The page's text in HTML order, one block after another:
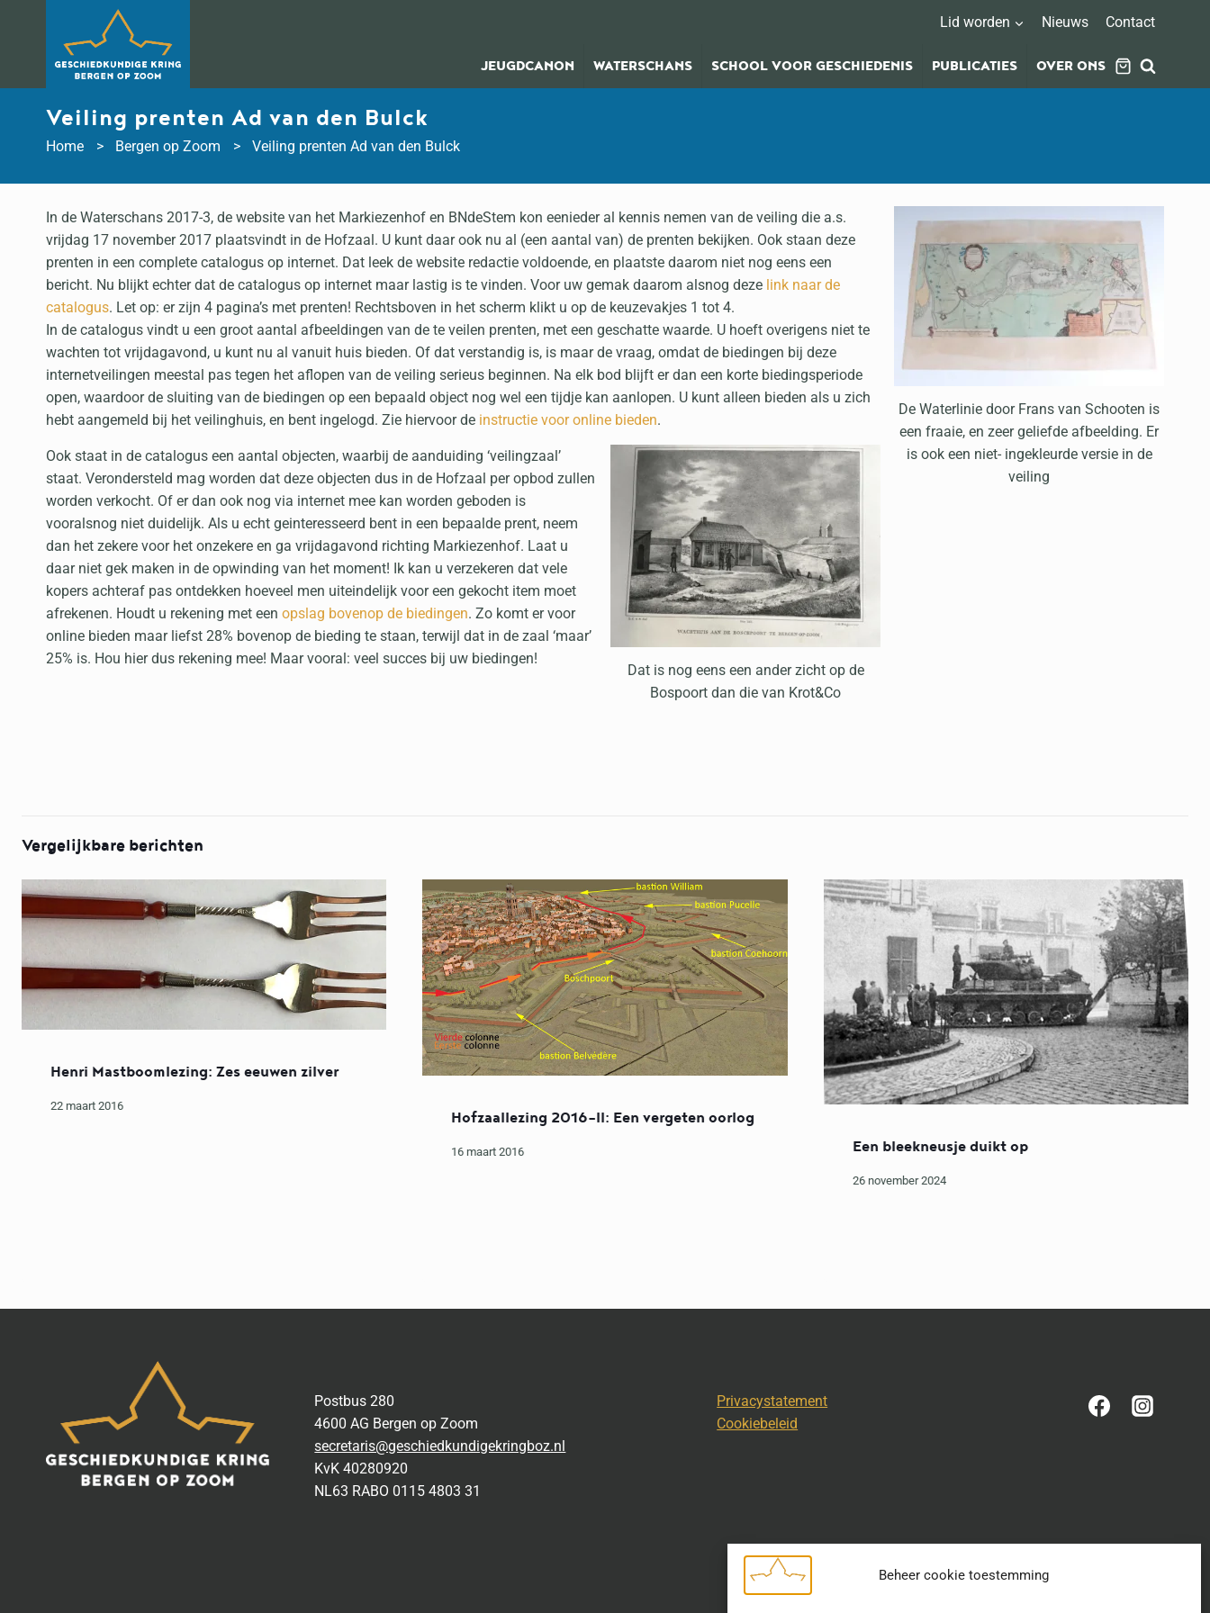
Beheer cookie toestemming
Lid worden Nieuws Contact
JEUGDCANON WATERSCHANS SCHOOL VOOR GESCHIEDENIS PUBLICATIES OVER ONS
Veiling prenten Ad van den Bulck
Home Bergen op Zoom Veiling prenten Ad van den Bulck
De Waterlinie door Frans van Schooten is
een fraaie, en zeer geliefde afbeelding. Er
is ook een niet- ingekleurde versie in de
veiling
In de Waterschans 2017-3, de website van het Markiezenhof en BNdeStem kon eenieder al kennis nemen van de veiling die a.s.
vrijdag 17 november 2017 plaatsvindt in de Hofzaal. U kunt daar ook nu al (een aantal van) de prenten bekijken. Ook staan deze
prenten in een complete catalogus op internet. Dat leek de website redactie voldoende, en plaatste daarom niet nog eens een
bericht. Nu blijkt echter dat de catalogus op internet maar lastig is te vinden. Voor uw gemak daarom alsnog deze link naar de
catalogus. Let op: er zijn 4 pagina’s met prenten! Rechtsboven in het scherm klikt u op de keuzevakjes 1 tot 4.
In de catalogus vindt u een groot aantal afbeeldingen van de te veilen prenten, met een geschatte waarde. U hoeft overigens niet te
wachten tot vrijdagavond, u kunt nu al vanuit huis bieden. Of dat verstandig is, is maar de vraag, omdat de biedingen bij deze
internetveilingen meestal pas tegen het aflopen van de veiling serieus beginnen. Na elk bod blijft er dan een korte biedingsperiode
open, waardoor de sluiting van de biedingen op een bepaald object nog wel een tijdje kan aanlopen. U kunt alleen bieden als u zich
hebt aangemeld bij het veilinghuis, en bent ingelogd. Zie hiervoor de instructie voor online bieden.
Dat is nog eens een ander zicht op de
Bospoort dan die van Krot&Co
Ook staat in de catalogus een aantal objecten, waarbij de aanduiding ‘veilingzaal’
staat. Verondersteld mag worden dat deze objecten dus in de Hofzaal per opbod zullen
worden verkocht. Of er dan ook nog via internet mee kan worden geboden is
vooralsnog niet duidelijk. Als u echt geinteresseerd bent in een bepaalde prent, neem
dan het zekere voor het onzekere en ga vrijdagavond richting Markiezenhof. Laat u
daar niet gek maken in de opwinding van het moment! Ik kan u verzekeren dat vele
kopers achteraf pas ontdekken hoeveel men uiteindelijk voor een gekocht item moet
afrekenen. Houdt u rekening met een opslag bovenop de biedingen. Zo komt er voor
online bieden maar liefst 28% bovenop de bieding te staan, terwijl dat in de zaal ‘maar’
25% is. Hou hier dus rekening mee! Maar vooral: veel succes bij uw biedingen!
Vergelijkbare berichten
Henri Mastboomlezing: Zes eeuwen zilver
22 maart 2016
Hofzaallezing 2016-II: Een vergeten oorlog
16 maart 2016 Een bleekneusje duikt op
26 november 2024
Postbus 280
4600 AG Bergen op Zoom
secretaris@geschiedkundigekringboz.nl
KvK 40280920
NL63 RABO 0115 4803 31
Privacystatement
Cookiebeleid